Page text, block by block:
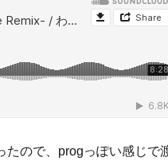
たので、progっぽい感じで